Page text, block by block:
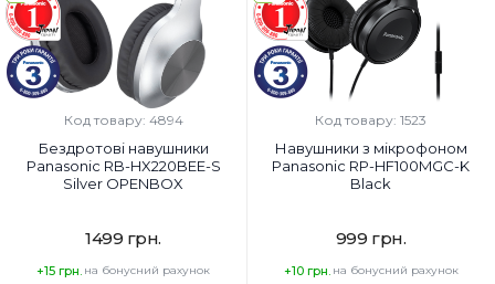
Так
Вага, г:
144 г
Тип підключення:
Дротовий
Так
Вага, г:
197 г
Тип підключення:
Бездротові
Код товару: 4894
Бездротові навушники
Panasonic RB-HX220BEE-S
Silver OPENBOX
1499 грн.
+15 грн. на бонусний рахунок
Код товару: 1523
Навушники з мікрофоном
Panasonic RP-HF100MGC-K
Black
999 грн.
+10 грн. на бонусний рахунок